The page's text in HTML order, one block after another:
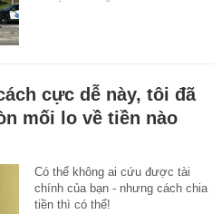
cực dễ này, tôi đã
mối lo về tiền nào
Có thể không ai cứu được tài
chính của bạn - nhưng cách chia
tiền thì có thể!